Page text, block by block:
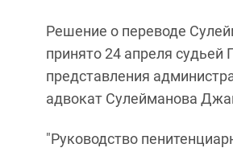
Решение о переводе
принято 24 апреля судьей
представления
адвокат Сулейманова
"Руководство